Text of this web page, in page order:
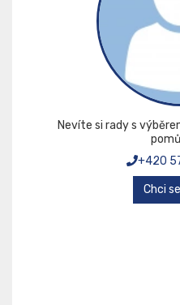
Nevíte si rady s
+420
Chci